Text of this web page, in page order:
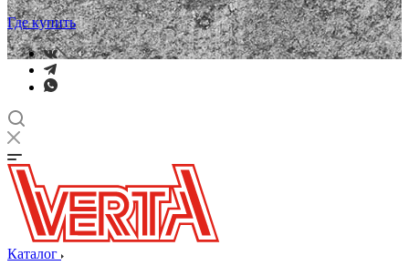
Где купить
Каталог